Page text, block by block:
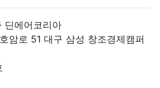
딘에어코리아
암로 51 대구 삼성 창조경제캠퍼